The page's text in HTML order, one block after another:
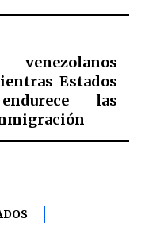
venezolanos
Estados
las